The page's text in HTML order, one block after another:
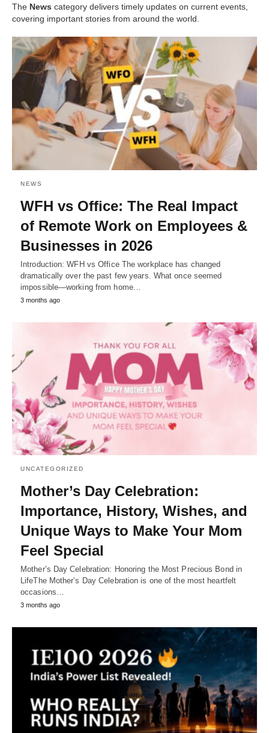
The News category delivers timely updates on current events,
covering important stories from around the world.
NEWS
WFH vs Office: The Real Impact
of Remote Work on Employees &
Businesses in 2026
Introduction: WFH vs Office The workplace has changed
dramatically over the past few years. What once seemed
impossible—working from home…
3 months ago
UNCATEGORIZED
Mother’s Day Celebration:
Importance, History, Wishes, and
Unique Ways to Make Your Mom
Feel Special
Mother’s Day Celebration: Honoring the Most Precious Bond in
LifeThe Mother’s Day Celebration is one of the most heartfelt
occasions…
3 months ago